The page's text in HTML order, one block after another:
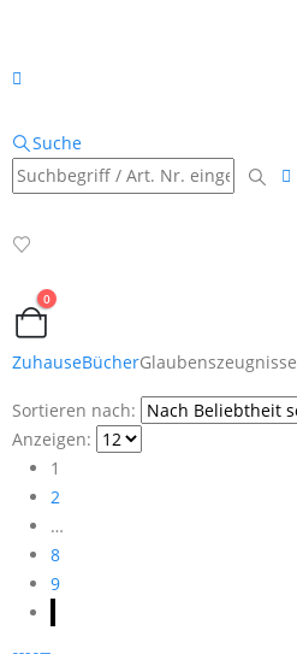
Suche
0
ZuhauseBücherGlaubenszeugnisse
Sortieren nach:
Anzeigen:
1
2
…
8
9